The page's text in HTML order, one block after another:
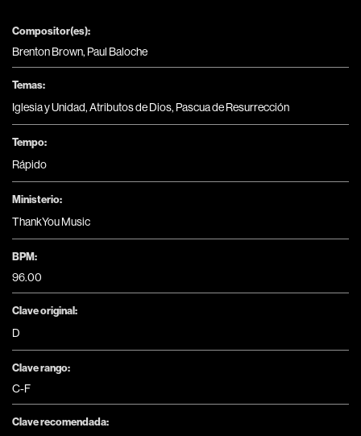
Compositor(es):
Brenton Brown, Paul Baloche
Temas:
Iglesia y Unidad,Atributos de Dios, Pascua de Resurrección
Tempo:
Rápido
Ministerio:
ThankYou Music
BPM:
96.00
Clave original:
D
Clave rango:
C-F
Clave recomendada: